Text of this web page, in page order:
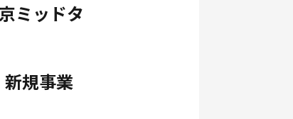
ミッドタ
規事業